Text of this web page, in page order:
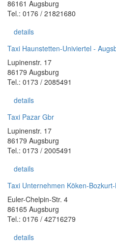
86161 Augsburg
Tel.: 0176 / 21821680
details
Taxi Haunstetten-Univiertel -
Lupinenstr. 17
86179 Augsburg
Tel.: 0173 / 2085491
details
Taxi Pazar Gbr
Lupinenstr. 17
86179 Augsburg
Tel.: 0173 / 2005491
details
Taxi Unternehmen Köken-
Euler-Chelpin-Str. 4
86165 Augsburg
Tel.: 0176 / 42716279
details